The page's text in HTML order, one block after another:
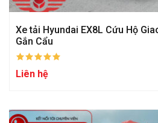
Xe tải Hyundai EX8L Cứu Hộ
Gắn Cẩu
Liên hệ